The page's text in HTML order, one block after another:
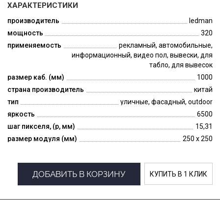
ХАРАКТЕРИСТИКИ
производитель
ledman
мощность
320
применяемость
рекламный, автомобильные,
информационный, видео пол, вывески, для
табло, для вывесок
размер каб. (мм)
1000
страна производитель
китай
тип
уличные, фасадный, outdoor
яркость
6500
шаг пикселя, (p, мм)
15,31
размер модуля (мм)
250 x 250
ДОБАВИТЬ В КОРЗИНУ КУПИТЬ В 1 КЛИК